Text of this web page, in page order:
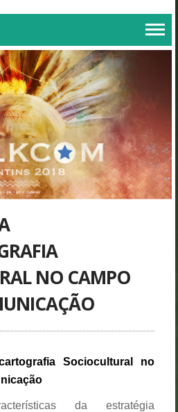
NO CAMPO
Sociocultural no
da estratégia